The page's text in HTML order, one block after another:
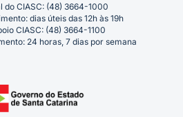
do CIASC: (48) 3664-1000
dias úteis das 12h às 19h
CIASC: (48) 3664-1100
24 horas, 7 dias por semana